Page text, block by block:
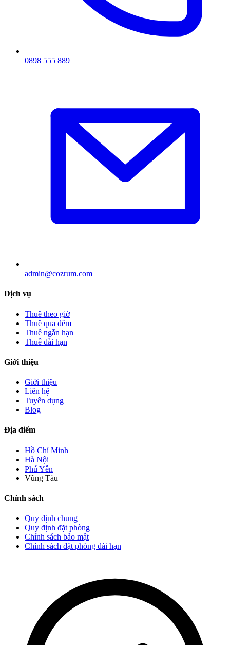
0898 555 889
admin@cozrum.com
Dịch vụ
Thuê theo giờ
Thuê qua đêm
Thuê ngắn hạn
Thuê dài hạn
Giới thiệu
Giới thiệu
Liên hệ
Tuyển dụng
Blog
Địa điểm
Hồ Chí Minh
Hà Nội
Phú Yên
Vũng Tàu
Chính sách
Quy định chung
Quy định đặt phòng
Chính sách bảo mật
Chính sách đặt phòng dài hạn